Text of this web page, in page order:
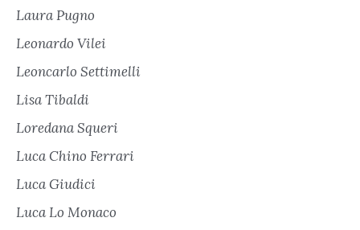
Laura Pugno
Leonardo Vilei
Leoncarlo Settimelli
Lisa Tibaldi
Loredana Squeri
Luca Chino Ferrari
Luca Giudici
Luca Lo Monaco